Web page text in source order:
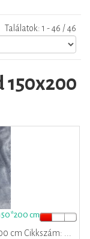
Találatok: 1 - 46 / 46
cm
cm Cikkszám: ...